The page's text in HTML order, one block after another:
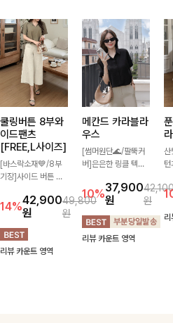
쿨링버튼 8부와
이드팬츠
[FREE,L사이즈]
[바스락소재💙/8부
기장]사이드 버튼 디
가 되어주는 와이드
팬츠입니다. 여유롭게
떨어지는 실루엣과 가
볍게 바스락거리는 소
재감으로 시원하고 편
14%42,900
원
49,800
원
리뷰 카운트 영역
메칸드 카라블라
우스
[썸머원단🌊/팔뚝커
버]은은한 링클 텍스
이 만나 내추럴하면서
도 세련된 무드를 연
출해주는 블라우스-
데일리룩부터 출근룩
까지 다양하게 활용하
10%37,900
원
원
리뷰 카운트 영역
산
턴
면
부
리